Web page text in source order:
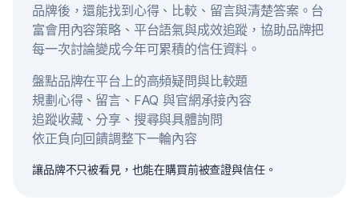
品牌後，還能找到心得、比較、留言與清楚答案。台
富會用內容策略、平台語氣與成效追蹤，協助品牌把
每一次討論變成今年可累積的信任資料。
盤點品牌在平台上的高頻疑問與比較題
規劃心得、留言、FAQ 與官網承接內容
追蹤收藏、分享、搜尋與具體詢問
依正負向回饋調整下一輪內容
讓品牌不只被看見，也能在購買前被查證與信任。